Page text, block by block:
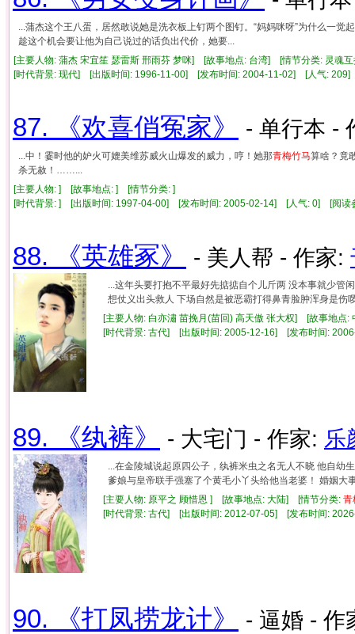
...蒲杰这个王八蛋，居然敢说她是洗衣板上钉两个图钉。“妈妈咪呀”为什么一
趁这个机会要让他为自己说过的话负出代价，她要...
[主要人物: 蒲杰 宋宜笙 瑟雷斯 邢雨芬 梦咪] [故事地点: 台湾] [情节分类: 灵魂互
[时代背景: 现代] [出版时间: 1996-11-00] [发布时间: 2004-11-02] [人气:
87. 《欢喜俏冤家》 - 单行本 -
...中！霎时他的妒火可媲美维苏威火山爆发的威力，哼！她那青梅竹马算啥？竟
杀无赦！……...
[主要人物: ] [故事地点: ] [情节分类: ]
[时代背景: ] [出版时间: 1997-04-00] [发布时间: 2005-02-14] [人气: 0] [阅读
88. 《英雄冢》 - 美人帮 - 作家:
...这年头要打抱不平最好先掂掂自个儿斤两 没本事就少
想仗义出头救人 下场自然是被恶霸打得鼻青脸肿浑身是伤
[主要人物: 白亦潚 苗挽月(苗回) 高天傲 张大权] [故事地
[时代背景: 古代] [出版时间: 2005-12-16] [发布时间:
89. 《纨裤》 - 大宅门 - 作家: 乐
...在金陵城说起原四公子，纨裤米虫之名无人不晓 他自
爹娘与皇帝联手强塞了个黄毛小丫头给他当老婆！ 婚姻大
[主要人物: 原平之 顾惜恩 ] [故事地点: 大陆] [情节分类: 青
[时代背景: 古代] [出版时间: 2012-07-05] [发布时间:
90. 《打凤捞龙计》 - 逼婚 -